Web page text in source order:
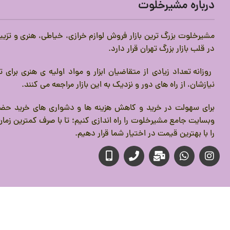
درباره مشیرخلوت
مشیرخلوت بزرگ ترین بازار فروش لوازم خرازی، خیاطی، هنری و
در قلب بازار بزرگ تهران قرار دارد.
روزانه تعداد زیادی از متقاضیان ابزار و مواد اولیه ی هنری
نیازشان، از راه های دور و نزدیک به این بازار مراجعه می کنند.
برای سهولت در خرید و کاهش هزینه ها و دشواری های خرید
وبسایت جامع مشیرخلوت را راه اندازی کنیم؛ تا با صرف کمترین
را با بهترین قیمت در اختیار شما قرار دهیم.